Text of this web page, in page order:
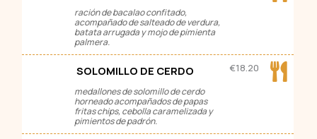
ración de bacalao confitado,
acompañado de salteado de verdura,
batata arrugada y mojo de pimienta
palmera.
SOLOMILLO DE CERDO
medallones de solomillo de cerdo
horneado acompañados de papas
fritas chips, cebolla caramelizada y
pimientos de padrón.
€18.20